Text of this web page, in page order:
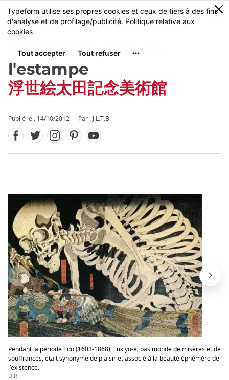
Skip
to
main
MENU
0
Musée Ota, l'art de
l'estampe
浮世絵太田記念美術館
Publié le : 14/10/2012 Par : J.L.T.B.
Pendant la période Edo (1603-1868), l'ukiyo-e, bas monde de misères et de
souffrances, était synonyme de plaisir et associé à la beauté éphémère de
l’existence.
D.R.
Fermer